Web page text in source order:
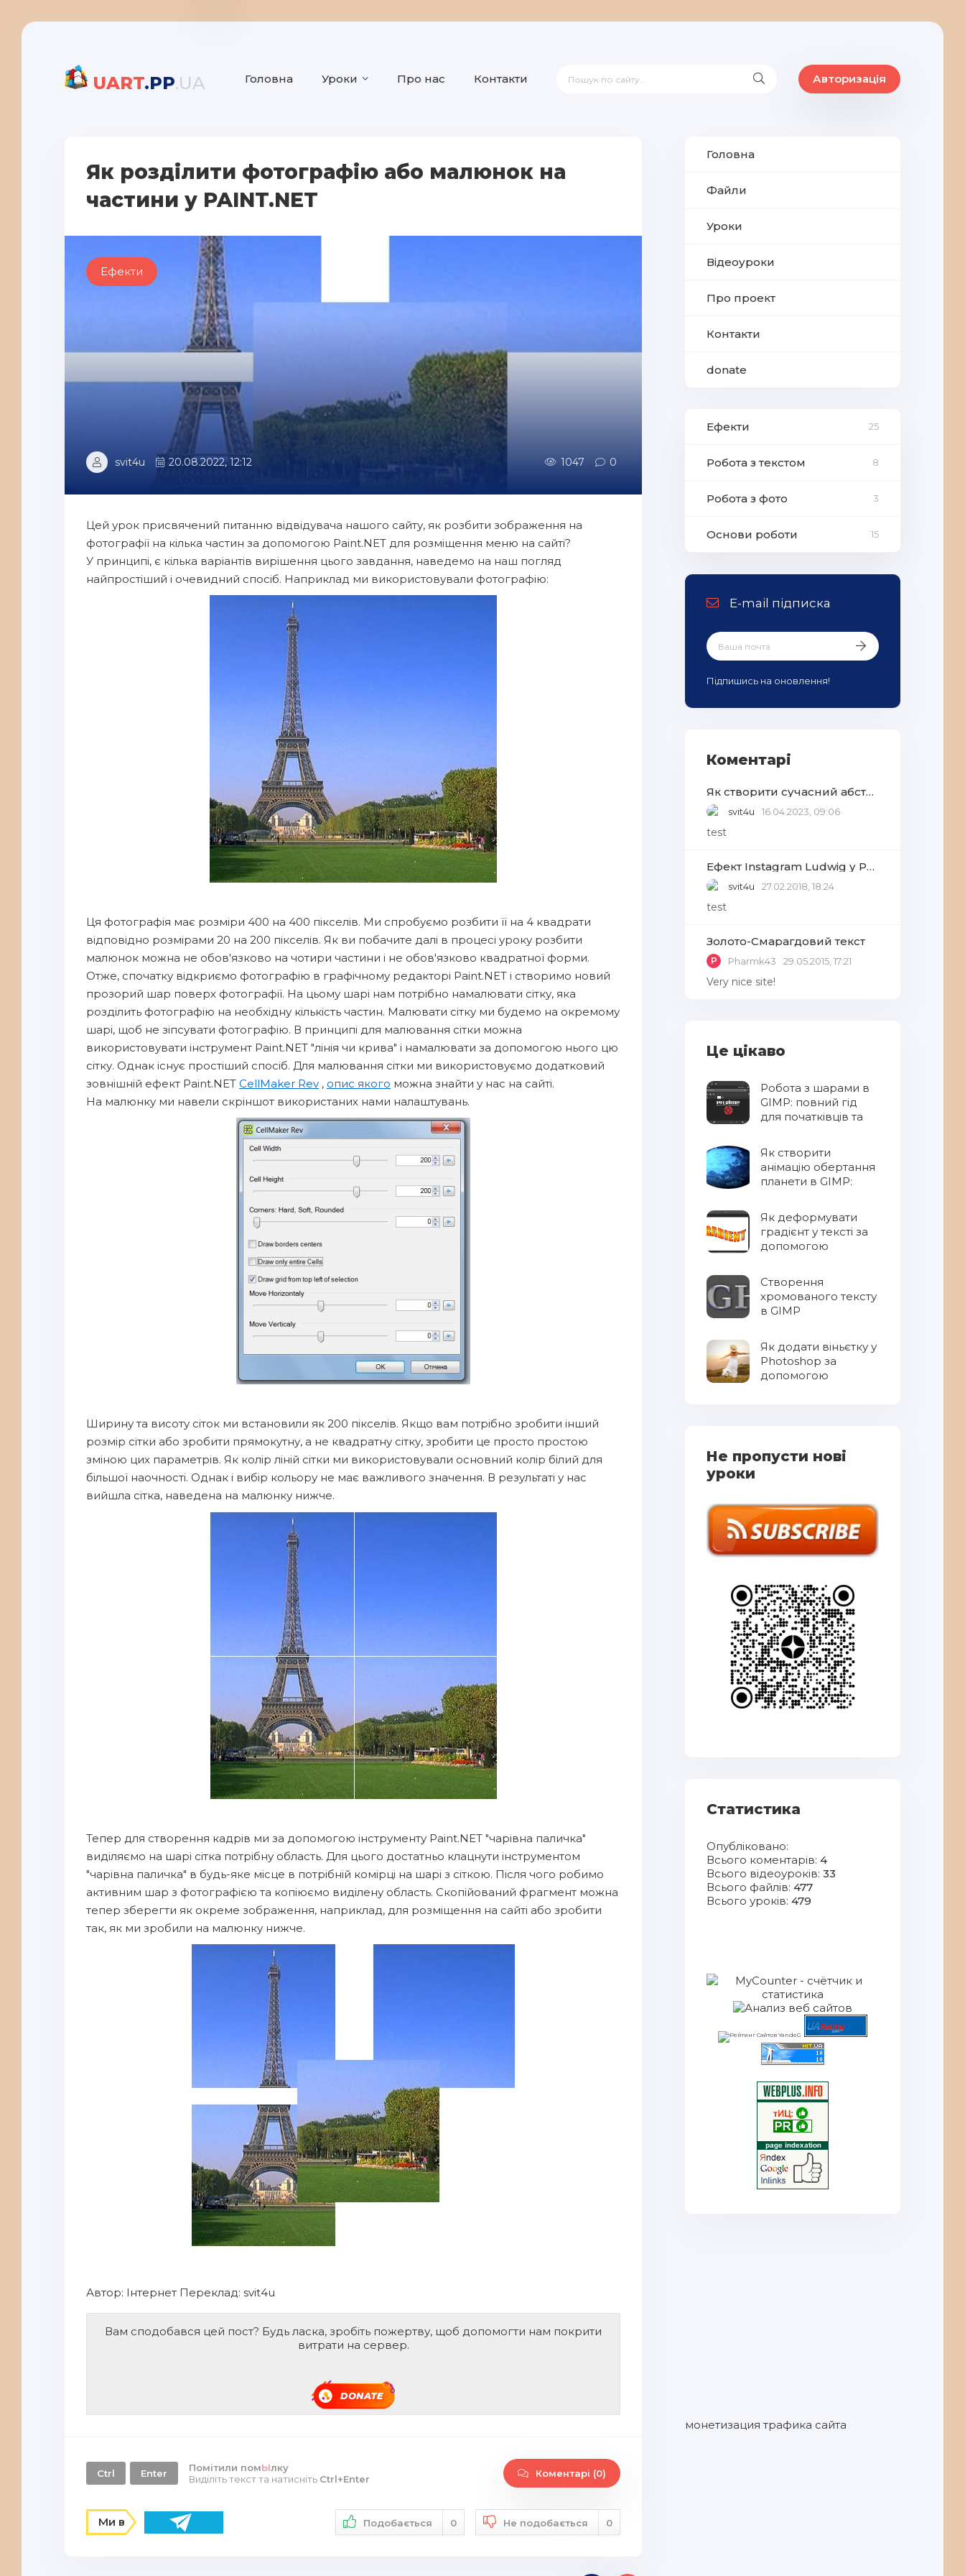
UART.PP.UA Головна Уроки Про нас Контакти Авторизація
Як розділити фотографію або малюнок на
частини у PAINT.NET
Ефекти
svit4u 20.08.2022, 12:12 1047 0
Цей урок присвячений питанню відвідувача нашого сайту, як розбити зображення на
фотографії на кілька частин за допомогою Paint.NET для розміщення меню на сайті?
У принципі, є кілька варіантів вирішення цього завдання, наведемо на наш погляд
найпростіший і очевидний спосіб. Наприклад ми використовували фотографію:
Ця фотографія має розміри 400 на 400 пікселів. Ми спробуємо розбити її на 4 квадрати
відповідно розмірами 20 на 200 пікселів. Як ви побачите далі в процесі уроку розбити
малюнок можна не обов'язково на чотири частини і не обов'язково квадратної форми.
Отже, спочатку відкриємо фотографію в графічному редакторі Paint.NET і створимо новий
прозорий шар поверх фотографії. На цьому шарі нам потрібно намалювати сітку, яка
розділить фотографію на необхідну кількість частин. Малювати сітку ми будемо на окремому
шарі, щоб не зіпсувати фотографію. В принципі для малювання сітки можна
використовувати інструмент Paint.NET "лінія чи крива" і намалювати за допомогою нього цю
сітку. Однак існує простіший спосіб. Для малювання сітки ми використовуємо додатковий
зовнішній ефект Paint.NET CellMaker Rev , опис якого можна знайти у нас на сайті.
На малюнку ми навели скріншот використаних нами налаштувань.
Ширину та висоту сіток ми встановили як 200 пікселів. Якщо вам потрібно зробити інший
розмір сітки або зробити прямокутну, а не квадратну сітку, зробити це просто простою
зміною цих параметрів. Як колір ліній сітки ми використовували основний колір білий для
більшої наочності. Однак і вибір кольору не має важливого значення. В результаті у нас
вийшла сітка, наведена на малюнку нижче.
Тепер для створення кадрів ми за допомогою інструменту Paint.NET "чарівна паличка"
виділяємо на шарі сітка потрібну область. Для цього достатньо клацнути інструментом
"чарівна паличка" в будь-яке місце в потрібній комірці на шарі з сіткою. Після чого робимо
активним шар з фотографією та копіюємо виділену область. Скопійований фрагмент можна
тепер зберегти як окреме зображення, наприклад, для розміщення на сайті або зробити
так, як ми зробили на малюнку нижче.
Автор: Інтернет Переклад: svit4u
Вам сподобався цей пост? Будь ласка, зробіть пожертву, щоб допомогти нам покрити
витрати на сервер.
Ctrl Enter Помітили помЫлку
Виділіть текст та натисніть Ctrl+Enter Коментарі (0)
Ми в Подобається 0 Не подобається 0
Головна
Файли
Уроки
Відеоуроки
Про проект
Контакти
donate
Ефекти 25
Робота з текстом 8
Робота з фото 3
Основи роботи 15
E-mail підписка
Підпишись на оновлення!
Коментарі
Як створити сучасний абстрактний фон із геометричних фігур у Adobe Photoshop
svit4u 16.04.2023, 09:06
test
Ефект Instagram Ludwig у Photoshop
svit4u 27.02.2018, 18:24
test
Золото-Смарагдовий текст
P Pharmk43 29.05.2015, 17:21
Very nice site!
Це цікаво
Робота з шарами в
GIMP: повний гід
для початківців та
Як створити
анімацію обертання
планети в GIMP:
фільтру Spinning
Globe
Як деформувати
градієнт у тексті за
допомогою
Створення
хромованого тексту
в GIMP
Як додати віньєтку у
Photoshop за
допомогою
Не пропусти нові
уроки
Статистика
Опубліковано:
Всього коментарів: 4
Всього відеоуроків: 33
Всього файлів: 477
Всього уроків: 479
монетизация трафика сайта